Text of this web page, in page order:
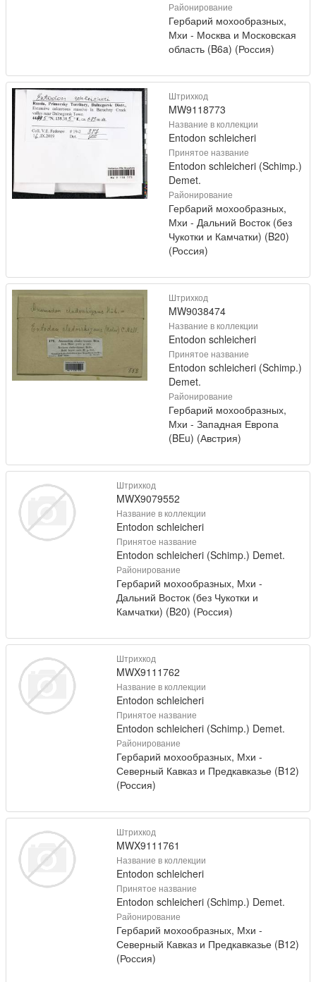
Районирование
Гербарий мохообразных,
Мхи - Москва и Московская
область (B6a) (Россия)
Штрихкод
MW9118773
Название в коллекции
Entodon schleicheri
Принятое название
Entodon schleicheri (Schimp.)
Demet.
Районирование
Гербарий мохообразных,
Мхи - Дальний Восток (без
Чукотки и Камчатки) (B20)
(Россия)
Штрихкод
MW9038474
Название в коллекции
Entodon schleicheri
Принятое название
Entodon schleicheri (Schimp.)
Demet.
Районирование
Гербарий мохообразных,
Мхи - Западная Европа
(BEu) (Австрия)
Штрихкод
MWX9079552
Название в коллекции
Entodon schleicheri
Принятое название
Entodon schleicheri (Schimp.) Demet.
Районирование
Гербарий мохообразных, Мхи -
Дальний Восток (без Чукотки и
Камчатки) (B20) (Россия)
Штрихкод
MWX9111762
Название в коллекции
Entodon schleicheri
Принятое название
Entodon schleicheri (Schimp.) Demet.
Районирование
Гербарий мохообразных, Мхи -
Северный Кавказ и Предкавказье (B12)
(Россия)
Штрихкод
MWX9111761
Название в коллекции
Entodon schleicheri
Принятое название
Entodon schleicheri (Schimp.) Demet.
Районирование
Гербарий мохообразных, Мхи -
Северный Кавказ и Предкавказье (B12)
(Россия)